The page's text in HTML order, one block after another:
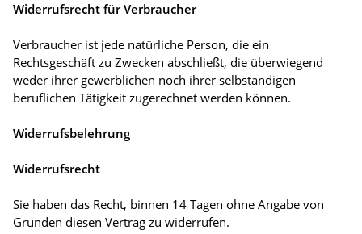
Widerrufsrecht für Verbraucher
Verbraucher ist jede natürliche Person, die ein
Rechtsgeschäft zu Zwecken abschließt, die überwiegend
weder ihrer gewerblichen noch ihrer selbständigen
beruflichen Tätigkeit zugerechnet werden können.
Widerrufsbelehrung
Widerrufsrecht
Sie haben das Recht, binnen 14 Tagen ohne Angabe von
Gründen diesen Vertrag zu widerrufen.